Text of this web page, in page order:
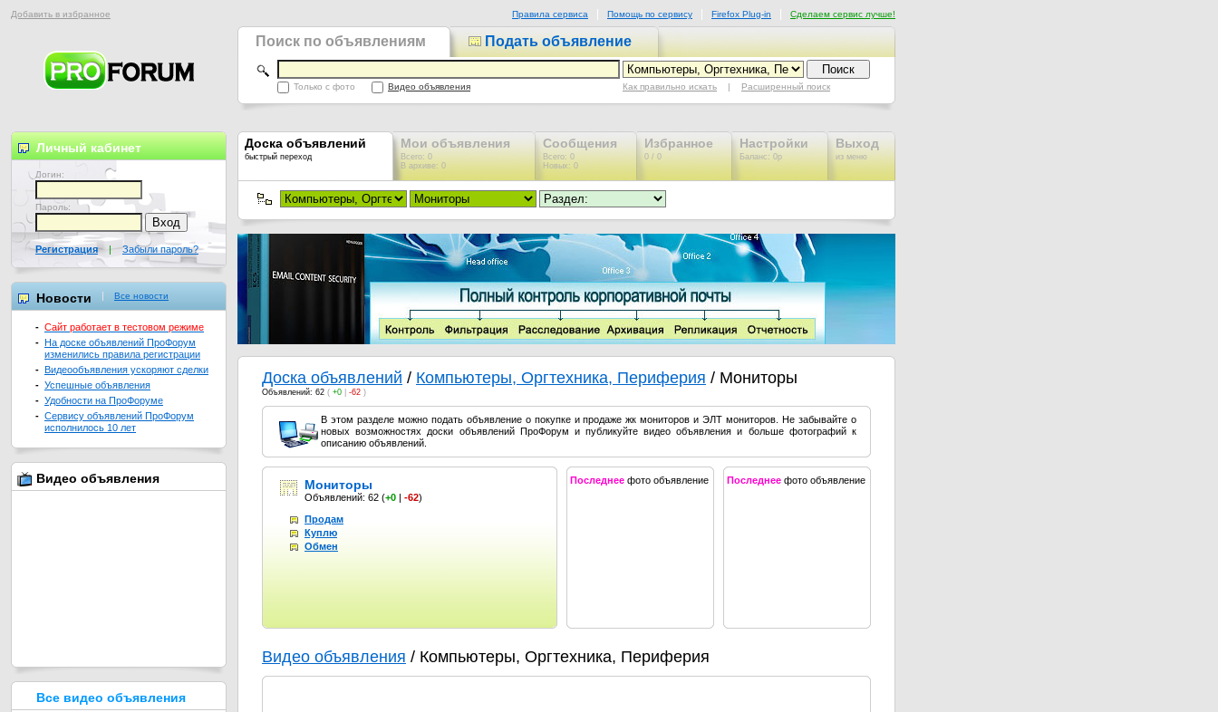
Добавить в избранное Правила сервиса Помощь по сервису Firefox Plug-in Сделаем сервис лучше!
Поиск по объявлениям Подать объявление
Только с фото Видео объявления Как правильно искать | Расширенный поиск
Доска объявлений
быстрый переход
Мои объявления
Всего: 0
В архиве: 0
Сообщения
Всего: 0
Новых: 0
Избранное
0 / 0
Настройки
Баланс: 0р
Выход
из меню
Доска объявлений / Компьютеры, Оргтехника, Периферия / Мониторы
Объявлений: 62 ( +0 -62 )
В этом разделе можно подать объявление о покупке и продаже жк мониторов и ЭЛТ мониторов. Не забывайте о
новых возможностях доски объявлений ПроФорум и публикуйте видео объявления и больше фотографий к
описанию объявлений.
Мониторы
Объявлений: 62 (+0 | -62)
Продам
Куплю
Обмен
Последнее фото объявление Последнее фото объявление
Видео объявления / Компьютеры, Оргтехника, Периферия
Личный кабинет
Логин:
Пароль:
Регистрация | Забыли пароль?
Новости Все новости
- Сайт работает в тестовом режиме
- На доске объявлений ПроФорум
изменились правила регистрации
- Видеообъявления ускоряют сделки
- Успешные объявления
- Удобности на ПроФоруме
- Сервису объявлений ПроФорум
исполнилось 10 лет
Видео объявления
Все видео объявления